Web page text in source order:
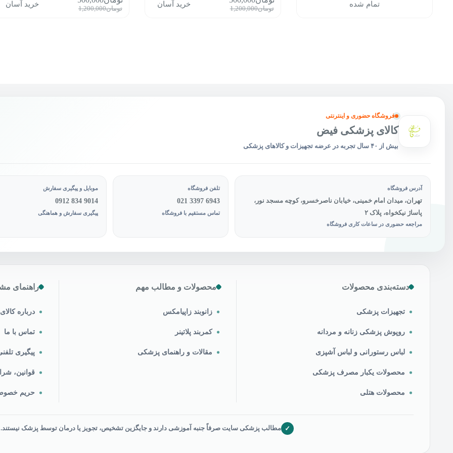
تمام شده
تومان1,200,000
قیمت
قیمت
خرید آسان
تومان1,200,000
قیمت
قیمت
خرید آسان
فروشگاه حضوری و اینترنتی
کالای پزشکی فیض
بیش از ۴۰ سال تجربه در عرضه تجهیزات و کالاهای پزشکی
آدرس فروشگاه
تهران، میدان امام خمینی، خیابان ناصرخسرو، کوچه مسجد نور،
پاساژ نیکخواه، پلاک ۲
مراجعه حضوری در ساعات کاری فروشگاه
تلفن فروشگاه
021 3397 6943
تماس مستقیم با فروشگاه
موبایل و پیگیری سفارش
0912 834 9014
پیگیری سفارش و هماهنگی
دسته‌بندی محصولات
تجهیزات پزشکی
روپوش پزشکی زنانه و مردانه
لباس رستورانی و لباس آشپزی
محصولات یکبار مصرف پزشکی
محصولات هتلی
محصولات و مطالب مهم
زانوبند زاپیامکس
کمربند پلاتینر
مقالات و راهنمای پزشکی
راهنمای
درباره
تماس با ما
پیگیری
قوانین،
حریم
✓ مطالب پزشکی سایت صرفاً جنبه آموزشی دارند و جایگزین تشخیص، تجویز یا درمان توسط پزشک نیستند.